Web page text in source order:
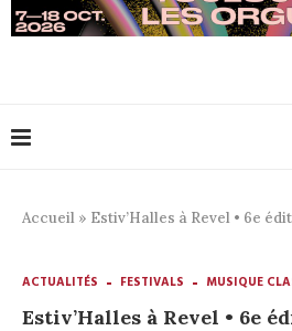
Accueil » Estiv’Halles à Revel • 6e
ACTUALITÉS FESTIVALS MUSIQUE
Estiv’Halles à Revel • 6e